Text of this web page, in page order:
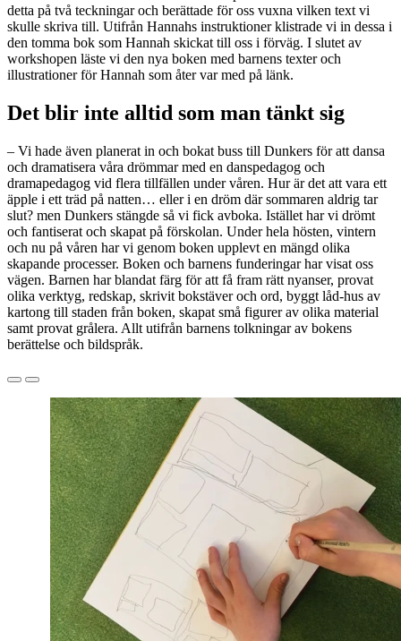
detta på två teckningar och berättade för oss vuxna vilken text vi
skulle skriva till. Utifrån Hannahs instruktioner klistrade vi in dessa i
den tomma bok som Hannah skickat till oss i förväg. I slutet av
workshopen läste vi den nya boken med barnens texter och
illustrationer för Hannah som åter var med på länk.
Det blir inte alltid som man tänkt sig
– Vi hade även planerat in och bokat buss till Dunkers för att dansa
och dramatisera våra drömmar med en danspedagog och
dramapedagog vid flera tillfällen under våren. Hur är det att vara ett
äpple i ett träd på natten… eller i en dröm där sommaren aldrig tar
slut? men Dunkers stängde så vi fick avboka. Istället har vi drömt
och fantiserat och skapat på förskolan. Under hela hösten, vintern
och nu på våren har vi genom boken upplevt en mängd olika
skapande processer. Boken och barnens funderingar har visat oss
vägen. Barnen har blandat färg för att få fram rätt nyanser, provat
olika verktyg, redskap, skrivit bokstäver och ord, byggt låd-hus av
kartong till staden från boken, skapat små figurer av olika material
samt provat grålera. Allt utifrån barnens tolkningar av bokens
berättelse och bildspråk.